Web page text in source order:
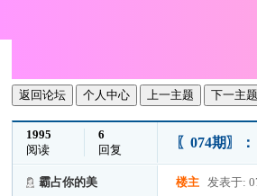
返回论坛 个人中心 上一主题 下一主题
1995
阅读
6
回复
〖074期〗
霸占你的美 楼主 发表于: